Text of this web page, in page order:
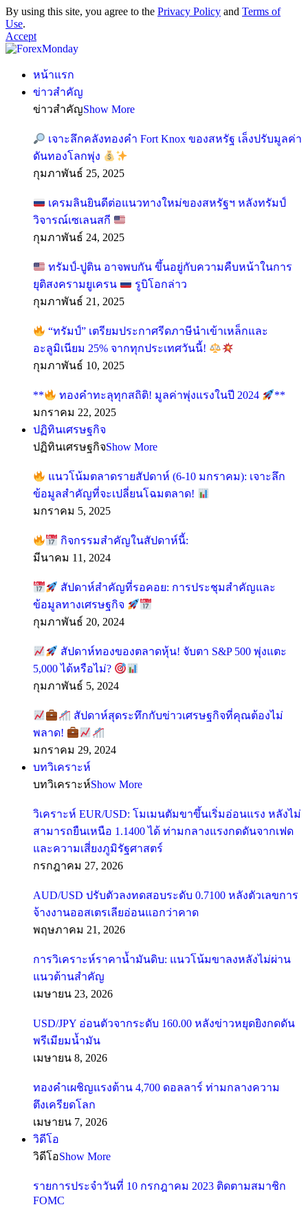
By using this site, you agree to the Privacy Policy and Terms of
Use.
Accept
หน้าแรก
ข่าวสำคัญ
ข่าวสำคัญShow More
เจาะลึกคลังทองคำ Fort Knox ของสหรัฐ เล็งปรับมูลค่า
ดันทองโลกพุ่ง
กุมภาพันธ์ 25, 2025
เครมลินยินดีต่อแนวทางใหม่ของสหรัฐฯ หลังทรัมป์
วิจารณ์เซเลนสกี
กุมภาพันธ์ 24, 2025
ทรัมป์-ปูติน อาจพบกัน ขึ้นอยู่กับความคืบหน้าในการ
ยุติสงครามยูเครน
รูบิโอกล่าว
กุมภาพันธ์ 21, 2025
“ทรัมป์” เตรียมประกาศรีดภาษีนำเข้าเหล็กและ
อะลูมิเนียม 25% จากทุกประเทศวันนี้!
กุมภาพันธ์ 10, 2025
** ทองคำทะลุทุกสถิติ! มูลค่าพุ่งแรงในปี 2024
**
มกราคม 22, 2025
ปฏิทินเศรษฐกิจ
ปฏิทินเศรษฐกิจShow More
แนวโน้มตลาดรายสัปดาห์ (6-10 มกราคม): เจาะลึก
ข้อมูลสำคัญที่จะเปลี่ยนโฉมตลาด!
มกราคม 5, 2025
กิจกรรมสำคัญในสัปดาห์นี้:
มีนาคม 11, 2024
สัปดาห์สำคัญที่รอคอย: การประชุมสำคัญและ
ข้อมูลทางเศรษฐกิจ
กุมภาพันธ์ 20, 2024
สัปดาห์ทองของตลาดหุ้น! จับตา S&P 500 พุ่งแตะ
5,000 ได้หรือไม่?
กุมภาพันธ์ 5, 2024
สัปดาห์สุดระทึกกับข่าวเศรษฐกิจที่คุณต้องไม่
พลาด!
มกราคม 29, 2024
บทวิเคราะห์
บทวิเคราะห์Show More
วิเคราะห์ EUR/USD: โมเมนตัมขาขึ้นเริ่มอ่อนแรง หลังไม่
สามารถยืนเหนือ 1.1400 ได้ ท่ามกลางแรงกดดันจากเฟด
และความเสี่ยงภูมิรัฐศาสตร์
กรกฎาคม 27, 2026
AUD/USD ปรับตัวลงทดสอบระดับ 0.7100 หลังตัวเลขการ
จ้างงานออสเตรเลียอ่อนแอกว่าคาด
พฤษภาคม 21, 2026
การวิเคราะห์ราคาน้ำมันดิบ: แนวโน้มขาลงหลังไม่ผ่าน
แนวต้านสำคัญ
เมษายน 23, 2026
USD/JPY อ่อนตัวจากระดับ 160.00 หลังข่าวหยุดยิงกดดัน
พรีเมียมน้ำมัน
เมษายน 8, 2026
ทองคำเผชิญแรงต้าน 4,700 ดอลลาร์ ท่ามกลางความ
ตึงเครียดโลก
เมษายน 7, 2026
วิดีโอ
วิดีโอShow More
รายการประจำวันที่ 10 กรกฎาคม 2023 ติดตามสมาชิก
FOMC